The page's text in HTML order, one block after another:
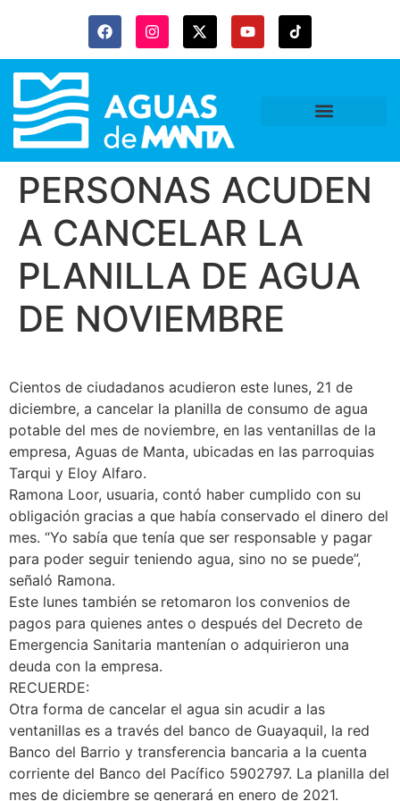
PERSONAS ACUDEN
A CANCELAR LA
PLANILLA DE AGUA
DE NOVIEMBRE
Cientos de ciudadanos acudieron este lunes, 21 de
diciembre, a cancelar la planilla de consumo de agua
potable del mes de noviembre, en las ventanillas de la
empresa, Aguas de Manta, ubicadas en las parroquias
Tarqui y Eloy Alfaro.
Ramona Loor, usuaria, contó haber cumplido con su
obligación gracias a que había conservado el dinero del
mes. “Yo sabía que tenía que ser responsable y pagar
para poder seguir teniendo agua, sino no se puede”,
señaló Ramona.
Este lunes también se retomaron los convenios de
pagos para quienes antes o después del Decreto de
Emergencia Sanitaria mantenían o adquirieron una
deuda con la empresa.
RECUERDE:
Otra forma de cancelar el agua sin acudir a las
ventanillas es a través del banco de Guayaquil, la red
Banco del Barrio y transferencia bancaria a la cuenta
corriente del Banco del Pacífico 5902797. La planilla del
mes de diciembre se generará en enero de 2021.